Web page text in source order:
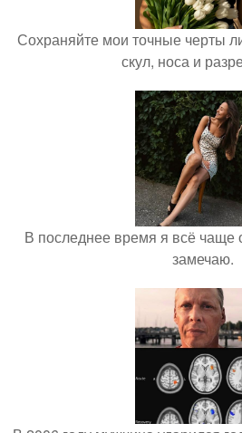
Сохраняйте мои точные черты
скул, носа и
В последнее время я всё чаще
замечаю.